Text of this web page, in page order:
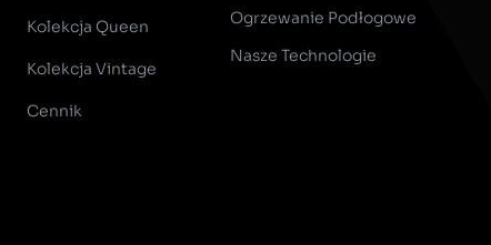
Kolekcja Queen
Kolekcja Vintage
Cennik
­Ogrzewanie Podłogowe
Nasze Technologie